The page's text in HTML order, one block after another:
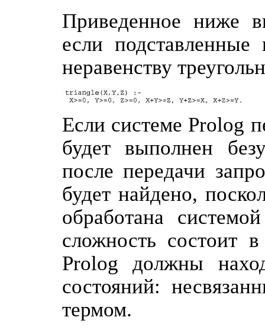
Приведенное ниже
если
неравенству
Если системе Prolog
будет выполнен
после передачи
будет найдено,
обработана
сложность состоит
Prolog должны
состояний:
термом.